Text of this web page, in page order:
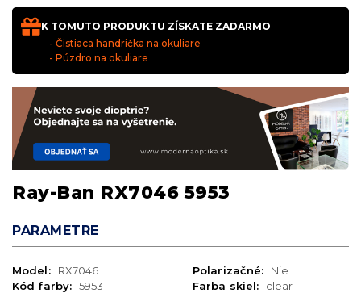
K TOMUTO PRODUKTU ZÍSKATE ZADARMO
- Čistiaca handrička na okuliare
- Púzdro na okuliare
Ray-Ban RX7046 5953
PARAMETRE
Model:
RX7046
Kód farby: 5953
Polarizačné:
Nie
Farba skiel:
clear